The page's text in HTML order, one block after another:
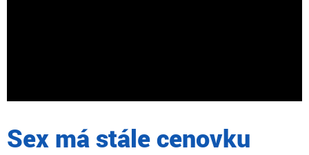
Sex má stále cenovku